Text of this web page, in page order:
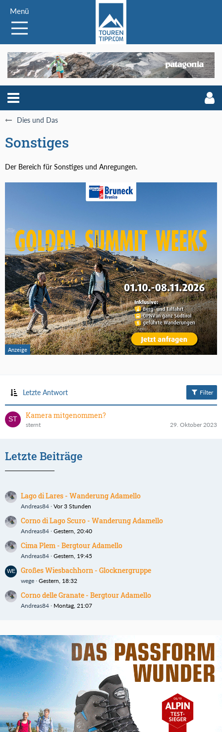
Menü
Dies und Das
Sonstiges
Der Bereich für Sonstiges und Anregungen.
Letzte Antwort Filter
Kamera mitgenommen?
sternt 29. Oktober 2023
Letzte Beiträge
Lago di Lares - Wanderung Adamello
Andreas84 Vor 3 Stunden
Corno di Lago Scuro - Wanderung Adamello
Andreas84 Gestern, 20:40
Cima Plem - Bergtour Adamello
Andreas84 Gestern, 19:45
Großes Wiesbachhorn - Glocknergruppe
wege Gestern, 18:32
Corno delle Granate - Bergtour Adamello
Andreas84 Montag, 21:07